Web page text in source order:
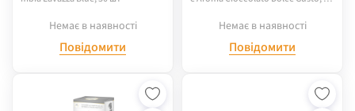
Немає в наявності
Повідомити
Немає в наявності
Повідомити